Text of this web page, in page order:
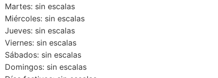
Martes: sin escalas
Miércoles: sin escalas
Jueves: sin escalas
Viernes: sin escalas
Sábados: sin escalas
Domingos: sin escalas